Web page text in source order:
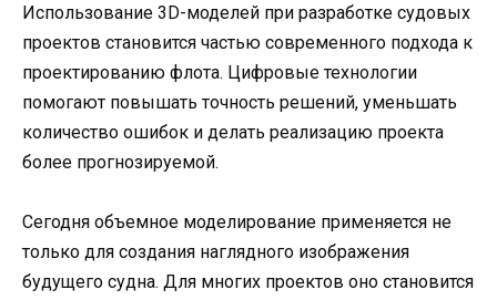
Использование 3D-моделей при разработке судовых
проектов становится частью современного подхода к
проектированию флота. Цифровые технологии
помогают повышать точность решений, уменьшать
количество ошибок и делать реализацию проекта
более прогнозируемой.
Сегодня объемное моделирование применяется не
только для создания наглядного изображения
будущего судна. Для многих проектов оно становится